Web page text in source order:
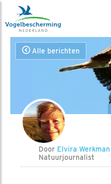
Alle berichten
Door Elvira Werkman
Natuurjournalist